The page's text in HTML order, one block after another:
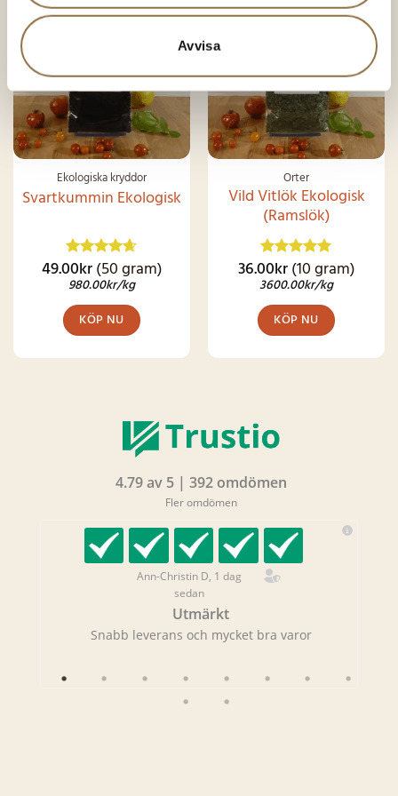
Avvisa
Ekologiska kryddor
Svartkummin Ekologisk
Betygsatt
4.62 av 5
49.00kr(50 gram)
980.00kr/kg
KÖP NU
Örter
Vild Vitlök Ekologisk
(Ramslök)
Betygsatt
4.92av 5
36.00kr(10 gram)
3600.00kr/kg
KÖP NU
4.79 av 5 | 392 omdömen
Fler omdömen
Ann-Christin D, 1 dag
sedan
Utmärkt
Snabb leverans och mycket bra varor